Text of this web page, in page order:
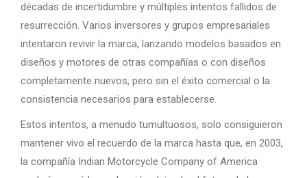
décadas de incertidumbre y múltiples intentos fallidos de
resurrección. Varios inversores y grupos empresariales
intentaron revivir la marca, lanzando modelos basados en
diseños y motores de otras compañías o con diseños
completamente nuevos, pero sin el éxito comercial o la
consistencia necesarios para establecerse.
Estos intentos, a menudo tumultuosos, solo consiguieron
mantener vivo el recuerdo de la marca hasta que, en 2003,
la compañía Indian Motorcycle Company of America